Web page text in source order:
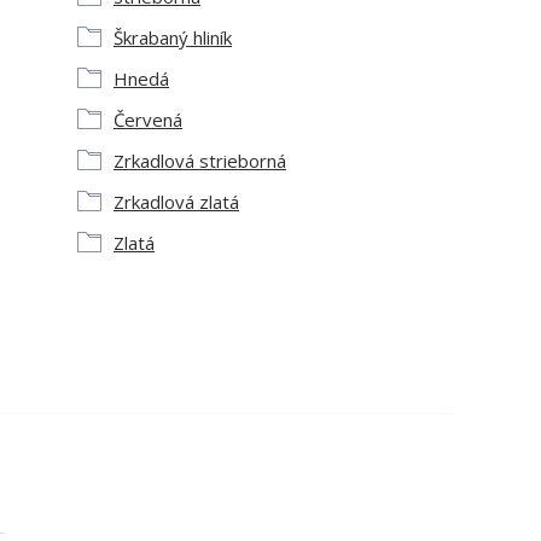
Škrabaný hliník
Hnedá
Červená
Zrkadlová strieborná
Zrkadlová zlatá
Zlatá